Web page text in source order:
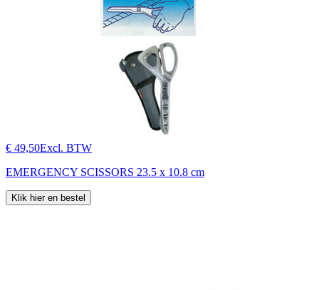
€ 49,50Excl. BTW
EMERGENCY SCISSORS 23.5 x 10.8 cm
Klik hier en bestel